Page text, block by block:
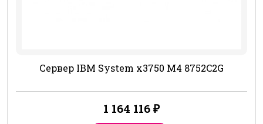
Сервер IBM System x3750 M4 8752C2G
1 164 116 ₽